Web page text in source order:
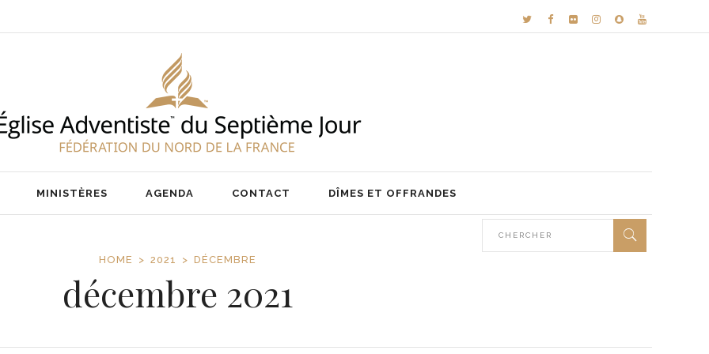
NOTRE ÉQUIPE
MINISTÈRES AGENDA CONTACT DÎMES ET OFFRANDES
NOTRE ÉQUIPE
HOME 2021 DÉCEMBRE
décembre 2021